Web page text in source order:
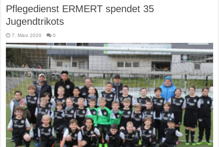
Pflegedienst ERMERT spendet 35
Jugendtrikots
7. März 2020 0